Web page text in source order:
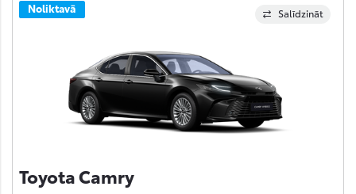
Salīdzināt
Noliktavā
Toyota Camry